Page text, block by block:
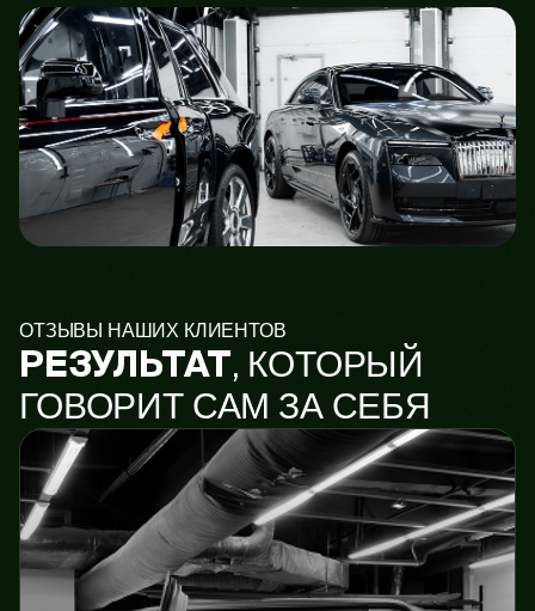
ОТЗЫВЫ НАШИХ КЛИЕНТОВ
РЕЗУЛЬТАТ, КОТОРЫЙ
ГОВОРИТ САМ ЗА СЕБЯ